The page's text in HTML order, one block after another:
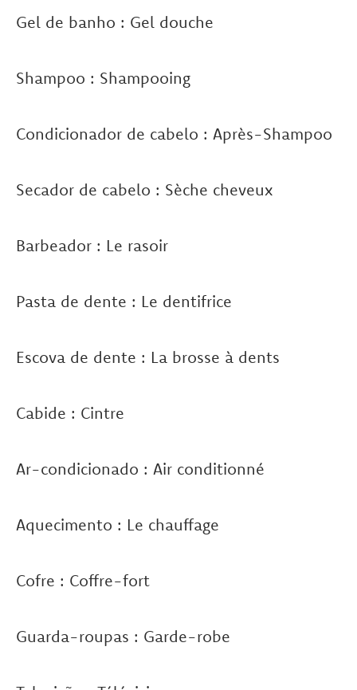
Gel de banho : Gel douche
Shampoo : Shampooing
Condicionador de cabelo : Après-Shampoo
Secador de cabelo : Sèche cheveux
Barbeador : Le rasoir
Pasta de dente : Le dentifrice
Escova de dente : La brosse à dents
Cabide : Cintre
Ar-condicionado : Air conditionné
Aquecimento : Le chauffage
Cofre : Coffre-fort
Guarda-roupas : Garde-robe